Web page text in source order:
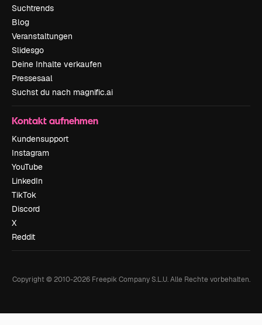
Suchtrends
Blog
Veranstaltungen
Slidesgo
Deine Inhalte verkaufen
Pressesaal
Suchst du nach magnific.ai
Kontakt aufnehmen
Kundensupport
Instagram
YouTube
LinkedIn
TikTok
Discord
X
Reddit
Copyright © 2010-2026Freepik Company S.L.U. Alle Rechte vorbehalten.